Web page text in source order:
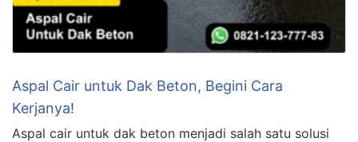
Aspal Cair untuk Dak Beton, Begini Cara
Kerjanya!
Aspal cair untuk dak beton menjadi salah satu solusi